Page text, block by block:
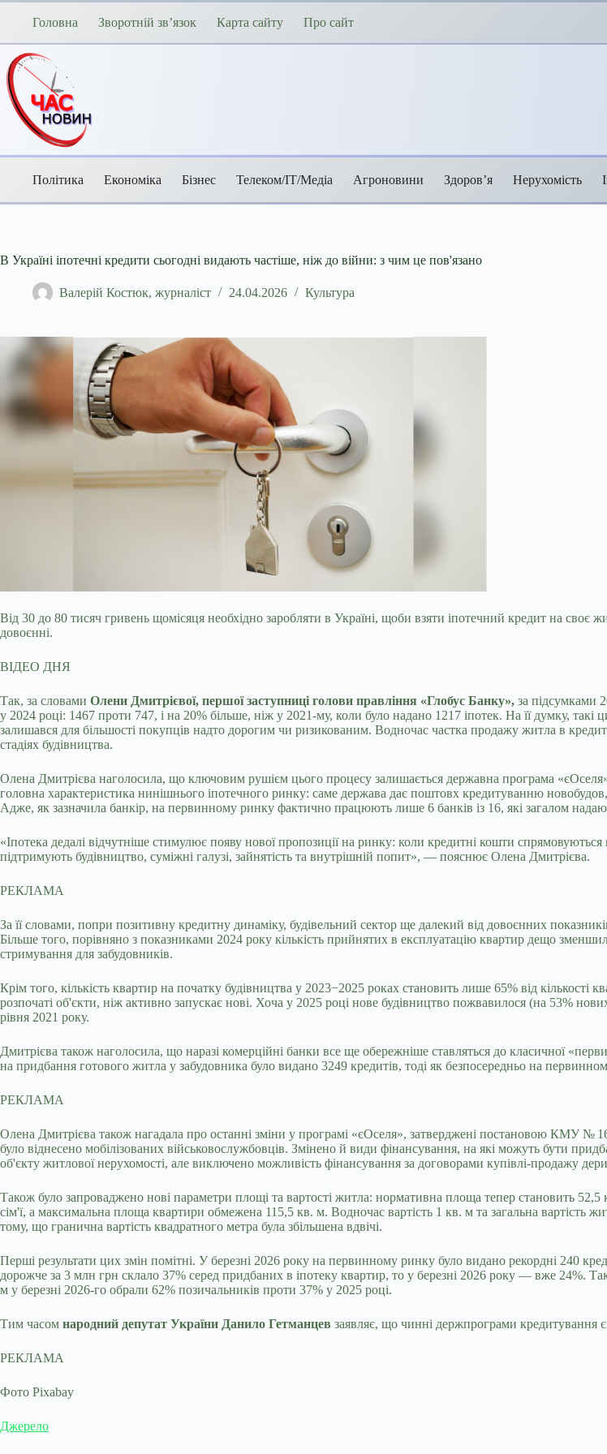
Перейти
Головна Зворотній зв’язок Карта сайту Про сайт
Політика Економіка Бізнес Телеком/ІТ/Медіа Агроновини Здоров’я Нерухомість
В Україні іпотечні кредити сьогодні видають частіше, ніж до війни: з чим це пов'язано
Валерій Костюк, журналіст 24.04.2026 Культура
Від 30 до 80 тисяч гривень щомісяця необхідно заробляти в Україні, щоби взяти іпотечний кредит на своє
довоєнні.
ВІДЕО ДНЯ
Так, за словами Олени Дмитрієвої, першої заступниці голови правління «Глобус Банку», за підсумками
у 2024 році: 1467 проти 747, і на 20% більше, ніж у 2021-му, коли було надано 1217 іпотек. На її думку,
залишався для більшості покупців надто дорогим чи ризикованим. Водночас частка продажу житла в
стадіях будівництва.
Олена Дмитрієва наголосила, що ключовим рушієм цього процесу залишається державна програма
головна характеристика нинішнього іпотечного ринку: саме держава дає поштовх кредитуванню
Адже, як зазначила банкір, на первинному ринку фактично працюють лише 6 банків із 16, які загалом
«Іпотека дедалі відчутніше стимулює появу нової пропозиції на ринку: коли кредитні кошти
підтримують будівництво, суміжні галузі, зайнятість та внутрішній попит», — пояснює Олена Дмитрієва.
РЕКЛАМА
За її словами, попри позитивну кредитну динаміку, будівельний сектор ще далекий від довоєнних
Більше того, порівняно з показниками 2024 року кількість прийнятих в експлуатацію квартир дещо
стримування для забудовників.
Крім того, кількість квартир на початку будівництва у 2023−2025 роках становить лише 65% від
розпочаті об'єкти, ніж активно запускає нові. Хоча у 2025 році нове будівництво пожвавилося (на 53%
рівня 2021 року.
Дмитрієва також наголосила, що наразі комерційні банки все ще обережніше ставляться до класичної
на придбання готового житла у забудовника було видано 3249 кредитів, тоді як безпосередньо на
РЕКЛАМА
Олена Дмитрієва також нагадала про останні зміни у програмі «єОселя», затверджені постановою КМУ №
було віднесено мобілізованих військовослужбовців. Змінено й види фінансування, на які можуть бути
об'єкту житлової нерухомості, але виключено можливість фінансування за договорами купівлі-продажу
Також було запроваджено нові параметри площі та вартості житла: нормативна площа тепер становить
сім'ї, а максимальна площа квартири обмежена 115,5 кв. м. Водночас вартість 1 кв. м та загальна
тому, що гранична вартість квадратного метра була збільшена вдвічі.
Перші результати цих змін помітні. У березні 2026 року на первинному ринку було видано рекордні 240
дорожче за 3 млн грн склало 37% серед придбаних в іпотеку квартир, то у березні 2026 року — вже 24%.
м у березні 2026-го обрали 62% позичальників проти 37% у 2025 році.
Тим часом народний депутат України Данило Гетманцев заявляє, що чинні держпрограми кредитування
РЕКЛАМА
Фото Pixabay
Джерело